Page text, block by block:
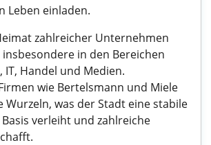
Leben einladen.
zahlreicher Unternehmen
in den Bereichen
IT, Handel und Medien.
wie Bertelsmann und Miele
Wurzeln, was der Stadt eine stabile
verleiht und zahlreiche